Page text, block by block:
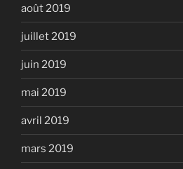
août 2019
juillet 2019
juin 2019
mai 2019
avril 2019
mars 2019